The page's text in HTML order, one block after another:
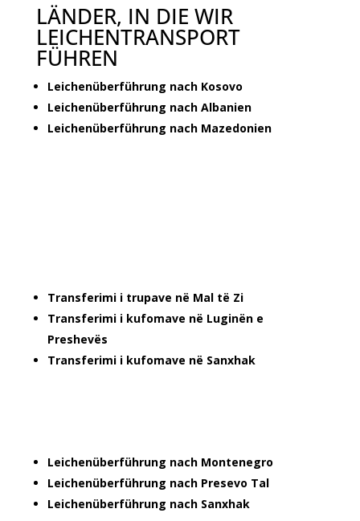
LÄNDER, IN DIE WIR
LEICHENTRANSPORT
FÜHREN
Leichenüberführung nach Kosovo
Leichenüberführung nach Albanien
Leichenüberführung nach Mazedonien
Transferimi i trupave në Mal të Zi
Transferimi i kufomave në Luginën e
Preshevës
Transferimi i kufomave në Sanxhak
Leichenüberführung nach Montenegro
Leichenüberführung nach Presevo Tal
Leichenüberführung nach Sanxhak